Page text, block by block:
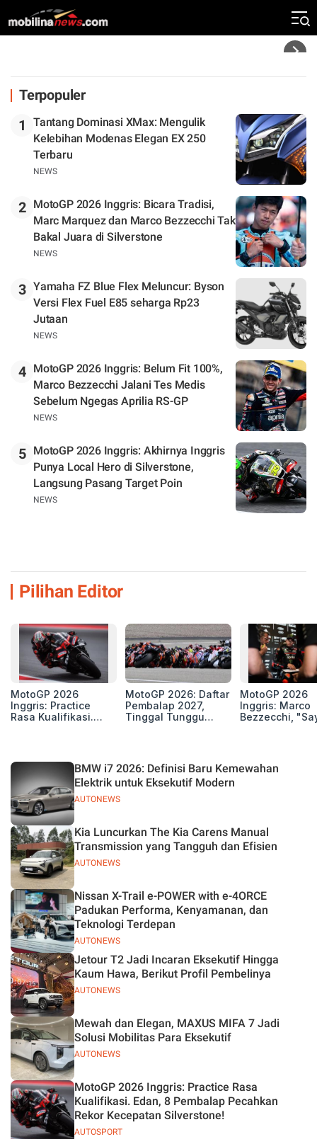
Rekor Kecepatan Silverstone!
Terpopuler
1
Tantang Dominasi XMax: Mengulik
Kelebihan Modenas Elegan EX 250
Terbaru
NEWS
2
MotoGP 2026 Inggris: Bicara Tradisi,
Marc Marquez dan Marco Bezzecchi Tak
Bakal Juara di Silverstone
NEWS
3 Yamaha FZ Blue Flex Meluncur: Byson
Versi Flex Fuel E85 seharga Rp23
Jutaan
NEWS
4
MotoGP 2026 Inggris: Belum Fit 100%,
Marco Bezzecchi Jalani Tes Medis
Sebelum Ngegas Aprilia RS-GP
NEWS
5
MotoGP 2026 Inggris: Akhirnya Inggris
Punya Local Hero di Silverstone,
Langsung Pasang Target Poin
NEWS
Pilihan Editor
MotoGP 2026
Inggris: Practice
Rasa Kualifikasi.
Silverstone!
MotoGP 2026: Daftar
Pembalap 2027,
Tinggal Tunggu
MotoGP 2026
Inggris: Marco
Bezzecchi,
AUTONEWS
BMW i7 2026: Definisi Baru Kemewahan
Elektrik untuk Eksekutif Modern
AUTONEWS
Kia Luncurkan The Kia Carens Manual
Transmission yang Tangguh dan Efisien
AUTONEWS
Nissan X-Trail e-POWER with e-4ORCE
Padukan Performa, Kenyamanan, dan
Teknologi Terdepan
AUTONEWS
Jetour T2 Jadi Incaran Eksekutif Hingga
Kaum Hawa, Berikut Profil Pembelinya
AUTONEWS
Mewah dan Elegan, MAXUS MIFA 7 Jadi
Solusi Mobilitas Para Eksekutif
AUTOSPORT
MotoGP 2026 Inggris: Practice Rasa
Kualifikasi. Edan, 8 Pembalap Pecahkan
Rekor Kecepatan Silverstone!